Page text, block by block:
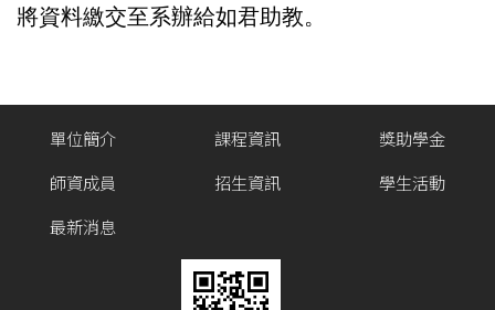
將資料繳交至系辦給如君助教。
單位簡介
師資成員
最新消息
課程資訊
招生資訊
獎助學金
學生活動